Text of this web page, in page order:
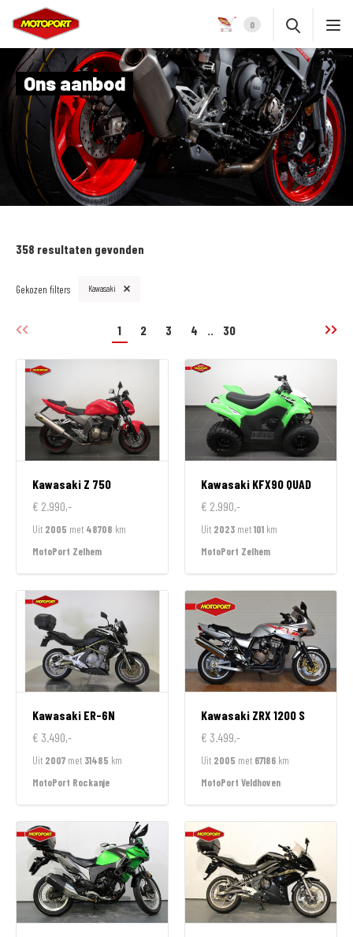
0
Ons aanbod
358 resultaten gevonden
Gekozen filters Kawasaki
1 2 3 4 30
Kawasaki Z 750
€ 2.990,-
Uit 2005 met 48708 km
MotoPort Zelhem
Kawasaki KFX90 QUAD
€ 2.990,-
Uit 2023 met101 km
MotoPort Zelhem
Kawasaki ER-6N
€ 3.490,-
Uit 2007 met 31485 km
MotoPort Rockanje
Kawasaki ZRX 1200 S
€ 3.499,-
Uit 2005 met 67186 km
MotoPort Veldhoven